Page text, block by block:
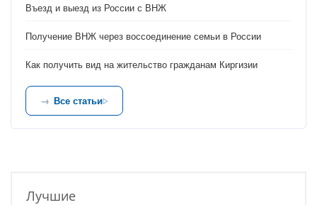
Въезд и выезд из России с ВНЖ
Получение ВНЖ через воссоединение семьи в России
Как получить вид на жительство гражданам Киргизии
Все статьи
Лучшие